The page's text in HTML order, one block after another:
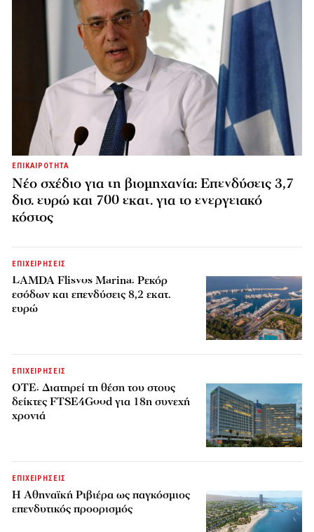
ΕΠΙΚΑΙΡΟΤΗΤΑ
Νέο σχέδιο για τη βιομηχανία: Επενδύσεις 3,7
δισ. ευρώ και 700 εκατ. για το ενεργειακό
κόστος
ΕΠΙΧΕΙΡΗΣΕΙΣ
LAMDA Flisvos Marina: Ρεκόρ
εσόδων και επενδύσεις 8,2 εκατ.
ευρώ
ΕΠΙΧΕΙΡΗΣΕΙΣ
ΟΤΕ: Διατηρεί τη θέση του στους
δείκτες FTSE4Good για 18η συνεχή
χρονιά
ΕΠΙΧΕΙΡΗΣΕΙΣ
Η Αθηναϊκή Ριβιέρα ως παγκόσμιος
επενδυτικός προορισμός